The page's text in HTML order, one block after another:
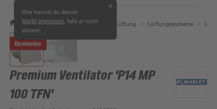
Hier kannst du deinen
Markt anpassen , falls er nicht
stimmt.
✕
/ Bauen & Renovieren / Klima & Lüftung / Lüftungssysteme /
Bestseller
Premium Ventilator 'P14 MP
100 TFN'